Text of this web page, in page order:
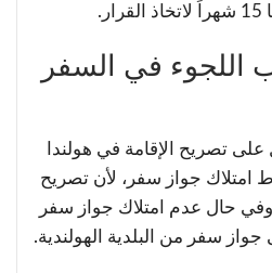
في السفر
تصريح الإقامة في هولندا
امتلاك جواز سفر، لأن تصريح
وفي حال عدم امتلاك جواز سفر
سفر من البلدية الهولندية.